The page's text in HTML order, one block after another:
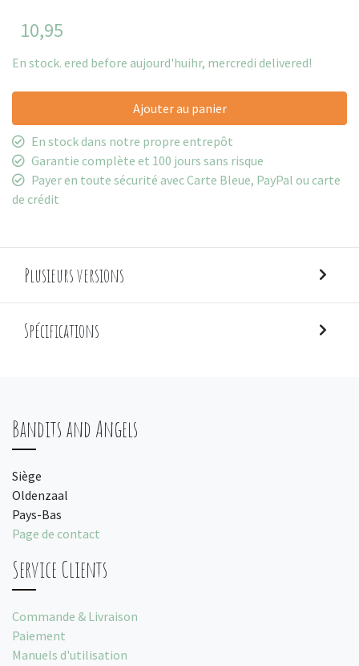
10,95
En stock. ered before aujourd'huihr, mercredi delivered!
Ajouter au panier
En stock dans notre propre entrepôt
Garantie complète et 100 jours sans risque
Payer en toute sécurité avec Carte Bleue, PayPal ou carte
de crédit
Plusieurs versions
Spécifications
Bandits and Angels
Siège
Oldenzaal
Pays-Bas
Page de contact
Service Clients
Commande & Livraison
Paiement
Manuels d'utilisation